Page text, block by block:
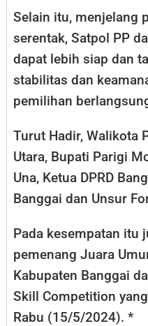
Selain itu, menjelang
serentak, Satpol PP
dapat lebih siap dan
stabilitas dan
pemilihan
Turut Hadir, Walikota
Utara, Bupati Parigi
Una, Ketua DPRD
Banggai dan Unsur
Pada kesempatan itu
pemenang Juara
Kabupaten Banggai
Skill Competition
Rabu (15/5/2024). *